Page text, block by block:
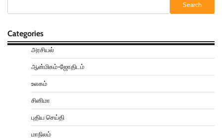
Search
Categories
அரசியல்
ஆன்மிகம்-ஜோதிடம்
உலகம்
சினிமா
புதிய செய்தி
மாநிலம்